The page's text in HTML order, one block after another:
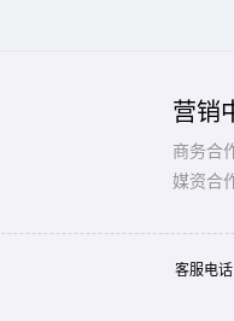
营销
商务合
媒资合
客服电